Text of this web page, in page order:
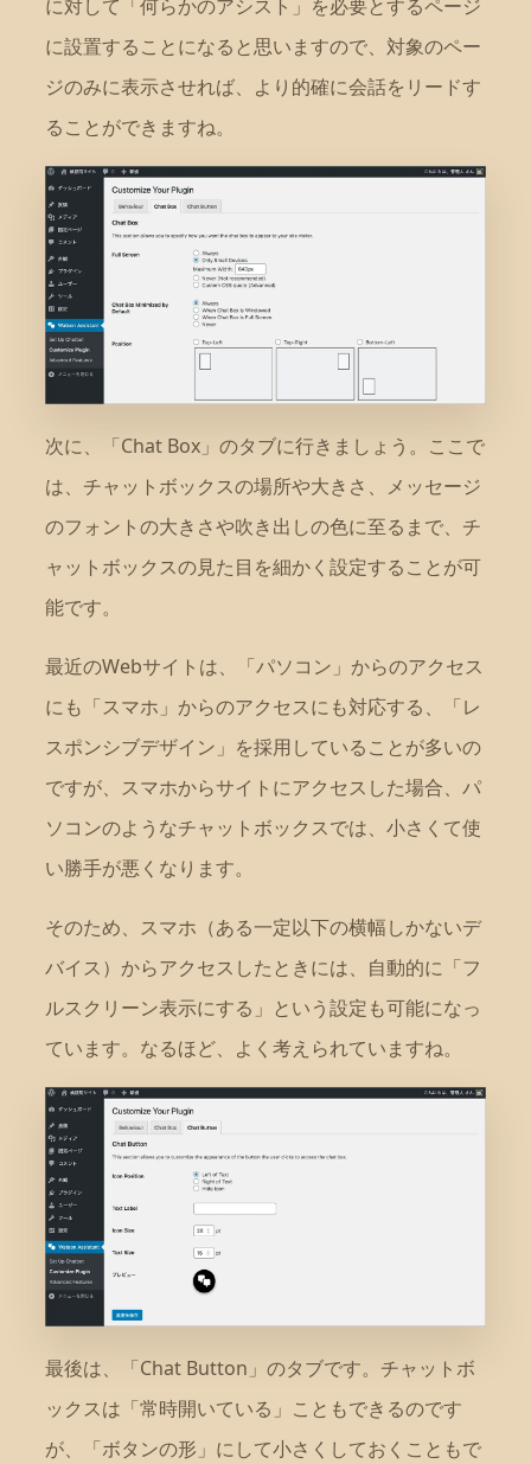
に対して「何らかのアシスト」を必要とするページ
に設置することになると思いますので、対象のペー
ジのみに表示させれば、より的確に会話をリードす
ることができますね。
次に、「Chat Box」のタブに行きましょう。ここで
は、チャットボックスの場所や大きさ、メッセージ
のフォントの大きさや吹き出しの色に至るまで、チ
ャットボックスの見た目を細かく設定することが可
能です。
最近のWebサイトは、「パソコン」からのアクセス
にも「スマホ」からのアクセスにも対応する、「レ
スポンシブデザイン」を採用していることが多いの
ですが、スマホからサイトにアクセスした場合、パ
ソコンのようなチャットボックスでは、小さくて使
い勝手が悪くなります。
そのため、スマホ（ある一定以下の横幅しかないデ
バイス）からアクセスしたときには、自動的に「フ
ルスクリーン表示にする」という設定も可能になっ
ています。なるほど、よく考えられていますね。
最後は、「Chat Button」のタブです。チャットボ
ックスは「常時開いている」こともできるのです
が、「ボタンの形」にして小さくしておくこともで